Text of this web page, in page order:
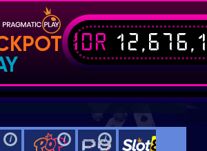
IDR
i i i